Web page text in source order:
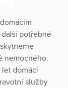
potřebné
nemocného.
let domácí
služby